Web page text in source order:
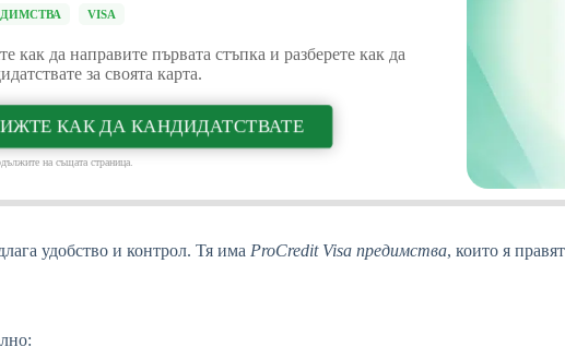
VISA
как да направите първата стъпка и разберете как да
за своята карта.
КАК ДА КАНДИДАТСТВАТЕ
на същата страница.
удобство и контрол. Тя има ProCredit Visa предимства, които я